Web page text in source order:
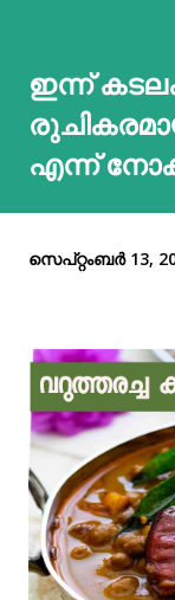
ഇന്ന്
എന്ന്
സെപ്റ്റംബർ 13,